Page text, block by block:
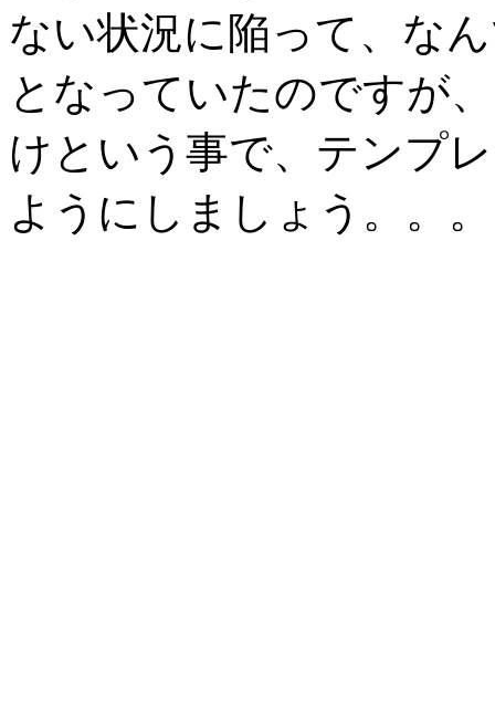
ない状況に陥って、な
となっていたのですが
けという事で、テンプ
ようにしましょう。。。